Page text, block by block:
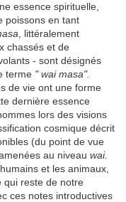
essence spirituelle,
poissons en tant
, littéralement
chassés et de
- sont désignés
terme " wai masa".
de vie ont une forme
dernière essence
lors des visions
cosmique décrit
(du point de vue
au niveau wai.
et les animaux,
qui reste de notre
ces notes introductives